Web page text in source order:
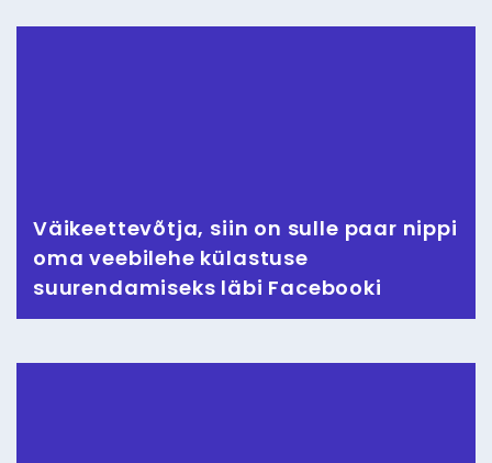
Väikeettevõtja, siin on sulle paar nippi
oma veebilehe külastuse
suurendamiseks läbi Facebooki